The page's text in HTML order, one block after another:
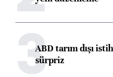
3ABD tarım dışı
sürpriz